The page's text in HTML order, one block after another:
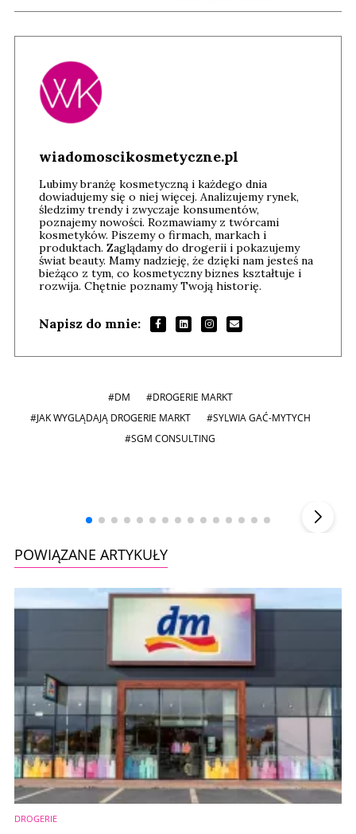
wiadomoscikosmetyczne.pl
Lubimy branżę kosmetyczną i każdego dnia
dowiadujemy się o niej więcej. Analizujemy rynek,
śledzimy trendy i zwyczaje konsumentów,
poznajemy nowości. Rozmawiamy z twórcami
kosmetyków. Piszemy o firmach, markach i
produktach. Zaglądamy do drogerii i pokazujemy
świat beauty. Mamy nadzieję, że dzięki nam jesteś na
bieżąco z tym, co kosmetyczny biznes kształtuje i
rozwija. Chętnie poznamy Twoją historię.
Napisz do mnie:
#DM
#DROGERIE MARKT
#JAK WYGLĄDAJĄ DROGERIE MARKT
#SYLWIA GAĆ-MYTYCH
#SGM CONSULTING
POWIĄZANE ARTYKUŁY
DROGERIE